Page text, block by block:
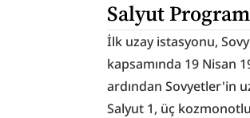
Salyut
İlk uzay istasyonu,
kapsamında 19 Nisan
ardından Sovyetler'in
Salyut 1, üç